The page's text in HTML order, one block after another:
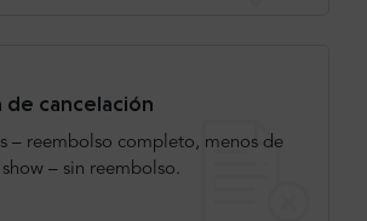
de cancelación
– reembolso completo, menos de
– sin reembolso.